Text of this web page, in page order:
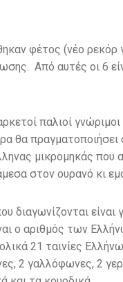
φέτος (νέο ρεκόρ
Από αυτές οι 6
παλιοί
θα
μικρομηκάς που
στον ουρανό κι
είναι
ο αριθμός των
21 ταινίες
2 γαλλόφωνες, 2